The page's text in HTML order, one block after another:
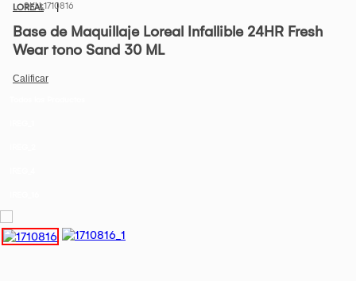
LOREAL1710816
Base de Maquillaje Loreal Infallible 24HR Fresh
Wear tono Sand 30 ML